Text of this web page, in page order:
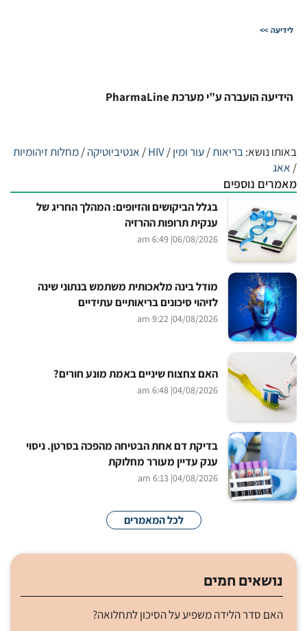
לידיעה >>
הידיעה הועברה ע”י מערכת PharmaLine
באותו נושא:בריאות/עור ומין/
HIV
/ אנטיביוטיקה/מחלות זיהומיות
/ אאג
מאמרים נוספים
בגלל הביקושים והזיופים: המהלך החריג של
ענקית תרופות ההרזיה
06/08/2026
| 6:49 am
מודל בינה מלאכותית משתמש בנתוני שינה
לזיהוי סיכונים בריאותיים עתידיים
04/08/2026
| 9:22 am
האם צחצוח שיניים באמת מונע חורים?
04/08/2026
| 6:48 am
בדיקת דם אחת הבטיחה מהפכה בסרטן. ניסוי
ענק עדיין מעורר מחלוקת
04/08/2026
| 6:13 am
לכל המאמרים
נושאים חמים
האם סדר הלידה משפיע על הסיכון לתחלואה?